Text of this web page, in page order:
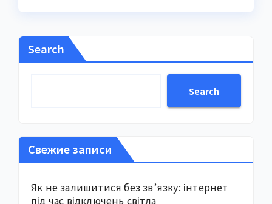
Search
Search
Свежие записи
Як не залишитися без зв’язку: інтернет
під час відключень світла